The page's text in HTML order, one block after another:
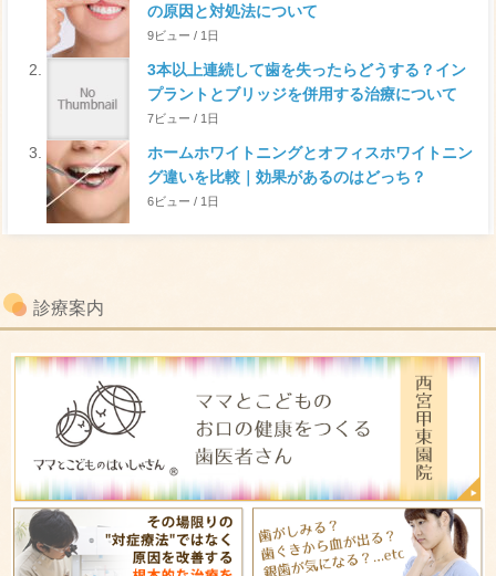
の原因と対処法について
9ビュー / 1日
3本以上連続して歯を失ったらどうする？イン
プラントとブリッジを併用する治療について
7ビュー / 1日
ホームホワイトニングとオフィスホワイトニン
グ違いを比較｜効果があるのはどっち？
6ビュー / 1日
診療案内